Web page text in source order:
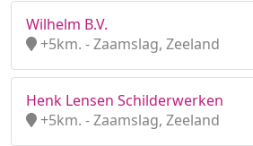
Wilhelm B.V.
+5km. - Zaamslag, Zeeland
Henk Lensen Schilderwerken
+5km. - Zaamslag, Zeeland